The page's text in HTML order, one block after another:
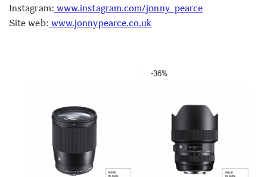
Instagram: www.instagram.com/jonny_pearce
Site web: www.jonnypearce.co.uk
-36%